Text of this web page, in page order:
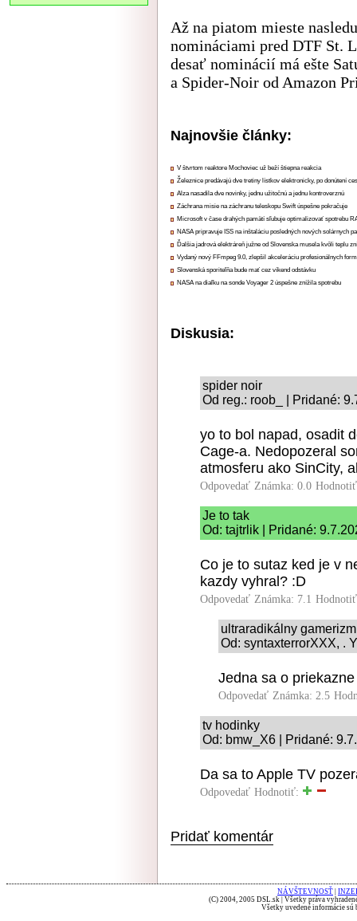
Až na piatom mieste
nomináciami pred DTF St.
desať nominácií má ešte
a Spider-Noir od Amazon
Najnovšie články:
V štvrtom reaktore Mochoviec už beží štiepna reakcia
Železnice predávajú dve tretiny lístkov elektronicky, po donútení
Alza nasadila dve novinky, jednu užitočnú a jednu kontroverznú
Záchrana misie na záchranu teleskopu Swift úspešne pokračuje
Microsoft v čase drahých pamätí sľubuje optimalizovať spotrebu
NASA pripravuje ISS na inštaláciu posledných nových solárnych
Ďalšia jadrová elektráreň južne od Slovenska musela kvôli teplu
Vydaný nový FFmpeg 9.0, zlepšil akceleráciu profesionálnych
Slovenská sporiteľňa bude mať cez víkend odstávku
NASA na diaľku na sonde Voyager 2 úspešne znížila spotrebu
Diskusia:
spider noir
Od reg.: roob_ | Pridané:
yo to bol napad, osadit
Cage-a. Nedopozeral
atmosferu ako SinCity,
Odpovedať Známka: 0.0
Je to tak
Od: tajtrlik | Pridané:
Co je to sutaz ked je v
kazdy vyhral? :D
Odpovedať Známka: 7.1
ultraradikálny
Od: syntaxterrorXXX, .
Jedna sa o
Odpovedať Známka: 2.5
tv hodinky
Od: bmw_X6 | Pridané:
Da sa to Apple TV
Odpovedať Hodnotiť:
Pridať komentár
NÁVŠTEVNOSŤ
(C) 2004, 2005 DSL.sk | Všetky práva
Všetky uvedené informácie sú